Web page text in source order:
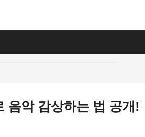
음악 감상하는 법 공개!